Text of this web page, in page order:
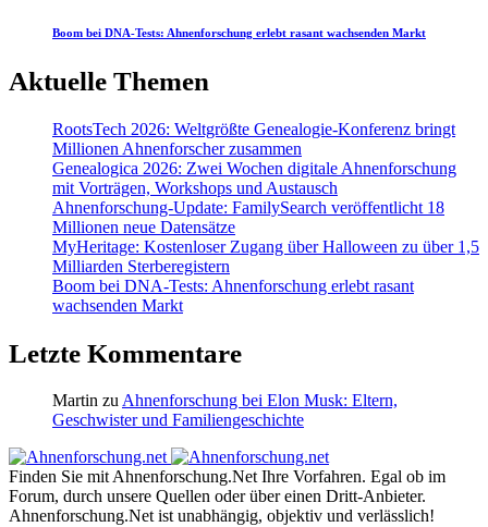
Boom bei DNA-Tests: Ahnenforschung erlebt rasant wachsenden Markt
Aktuelle Themen
RootsTech 2026: Weltgrößte Genealogie-Konferenz bringt
Millionen Ahnenforscher zusammen
Genealogica 2026: Zwei Wochen digitale Ahnenforschung
mit Vorträgen, Workshops und Austausch
Ahnenforschung-Update: FamilySearch veröffentlicht 18
Millionen neue Datensätze
MyHeritage: Kostenloser Zugang über Halloween zu über 1,5
Milliarden Sterberegistern
Boom bei DNA-Tests: Ahnenforschung erlebt rasant
wachsenden Markt
Letzte Kommentare
Martin zuAhnenforschung bei Elon Musk: Eltern,
Geschwister und Familiengeschichte
Finden Sie mit Ahnenforschung.Net Ihre Vorfahren. Egal ob im
Forum, durch unsere Quellen oder über einen Dritt-Anbieter.
Ahnenforschung.Net ist unabhängig, objektiv und verlässlich!